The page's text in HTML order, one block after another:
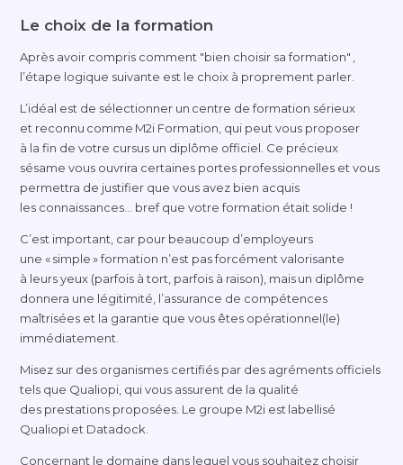
Le choix de la formation
Après avoir compris comment "bien choisir sa formation" ,
l’étape logique suivante est le choix à proprement parler.
L’idéal est de sélectionner un centre de formation sérieux
et reconnu comme M2i Formation, qui peut vous proposer
à la fin de votre cursus un diplôme officiel. Ce précieux
sésame vous ouvrira certaines portes professionnelles et vous
permettra de justifier que vous avez bien acquis
les connaissances… bref que votre formation était solide !
C’est important, car pour beaucoup d’employeurs
une « simple » formation n’est pas forcément valorisante
à leurs yeux (parfois à tort, parfois à raison), mais un diplôme
donnera une légitimité, l’assurance de compétences
maîtrisées et la garantie que vous êtes opérationnel(le)
immédiatement.
Misez sur des organismes certifiés par des agréments officiels
tels que Qualiopi, qui vous assurent de la qualité
des prestations proposées. Le groupe M2i est labellisé
Qualiopi et Datadock.
Concernant le domaine dans lequel vous souhaitez choisir